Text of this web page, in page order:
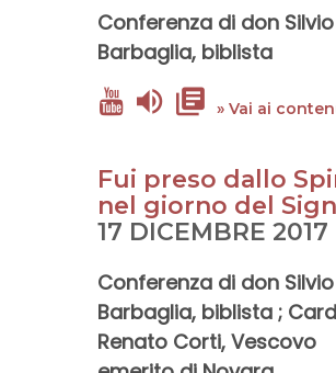
Conferenza di don Silvio
Barbaglia, biblista
» Vai ai
Fui preso dallo
nel giorno del
17 DICEMBRE 2017
Conferenza di don Silvio
Barbaglia, biblista ;
Renato Corti, Vescovo